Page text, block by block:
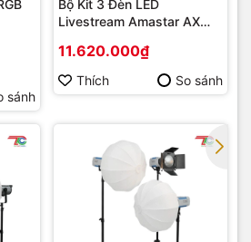
sánh
Bộ Kit 3 Đèn LED
Livestream Amastar AX
11.620.000₫
Thích So sánh